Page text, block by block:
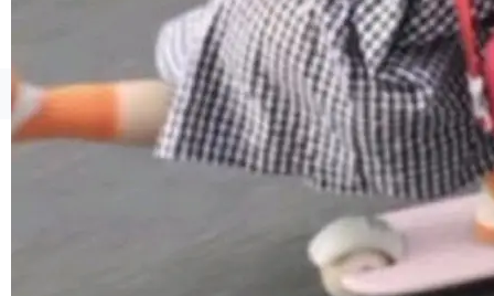
©OSCHINA(OSChina.NET) 京ICP备2025119063号